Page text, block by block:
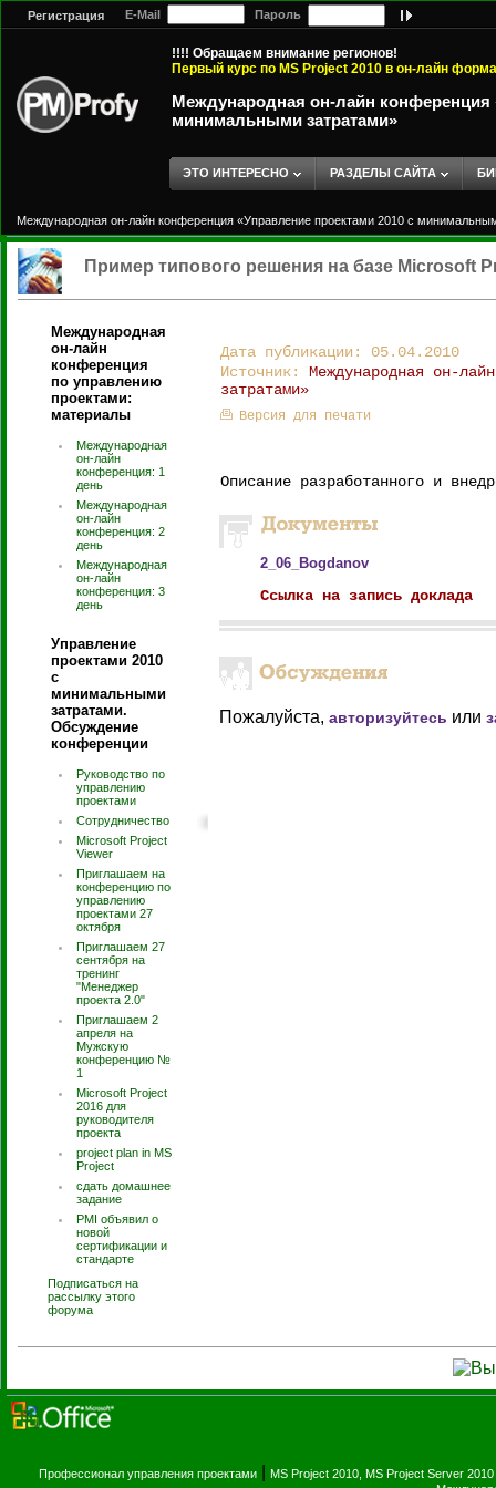
Регистрация E-Mail Пароль
!!!! Обращаем внимание регионов!
Первый курс по MS Project 2010 в он-лайн
Международная он-лайн конференция
минимальными затратами»
ЭТО ИНТЕРЕСНО РАЗДЕЛЫ САЙТА
Международная он-лайн конференция «Управление проектами 2010 с
Пример типового решения на базе Microsoft
Международная
он-лайн
конференция
по управлению
проектами:
материалы
Международная
он-лайн
конференция: 1
день
Международная
он-лайн
конференция: 2
день
Международная
он-лайн
конференция: 3
день
Управление
проектами 2010
с
минимальными
затратами.
Обсуждение
конференции
Руководство по
управлению
проектами
Сотрудничество
Microsoft Project
Viewer
Приглашаем на
конференцию по
управлению
проектами 27
октября
Приглашаем 27
сентября на
тренинг
"Менеджер
проекта 2.0"
Приглашаем 2
апреля на
Мужскую
конференцию №
1
Microsoft Project
2016 для
руководителя
проекта
project plan in MS
Project
сдать домашнее
задание
PMI объявил о
новой
сертификации и
стандарте
Подписаться на
рассылку этого
форума
Дата публикации: 05.04.2010
Источник: Международная он-
затратами»
Версия для печати
Описание разработанного и
2_06_Bogdanov
Ссылка на запись доклада
Пожалуйста, авторизуйтесь или
Профессионал управления проектами MS Project 2010, MS Project Server 2010